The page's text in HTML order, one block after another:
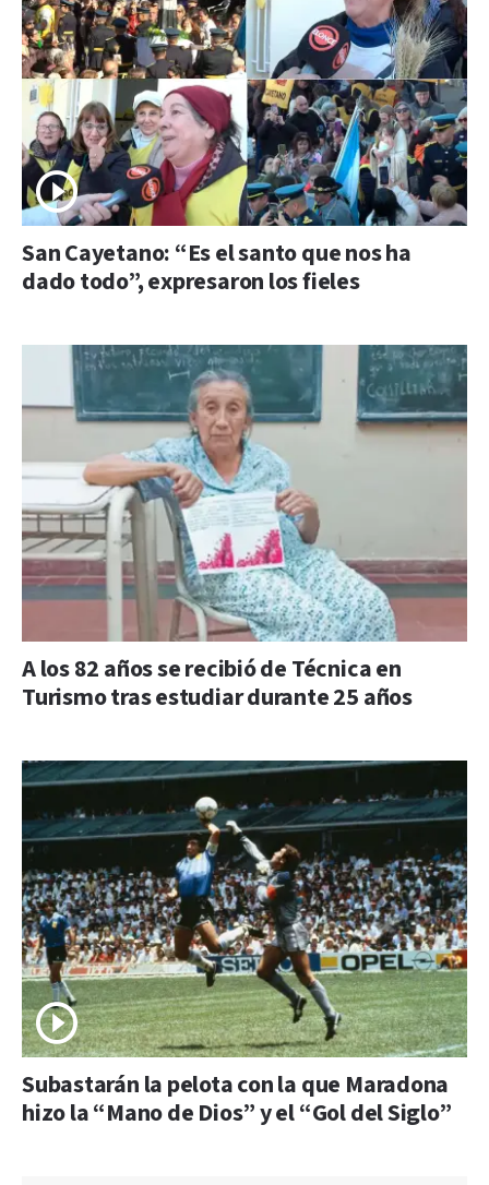
San Cayetano: “Es el santo que nos ha
dado todo”, expresaron los fieles
A los 82 años se recibió de Técnica en
Turismo tras estudiar durante 25 años
Subastarán la pelota con la que Maradona
hizo la “Mano de Dios” y el “Gol del Siglo”